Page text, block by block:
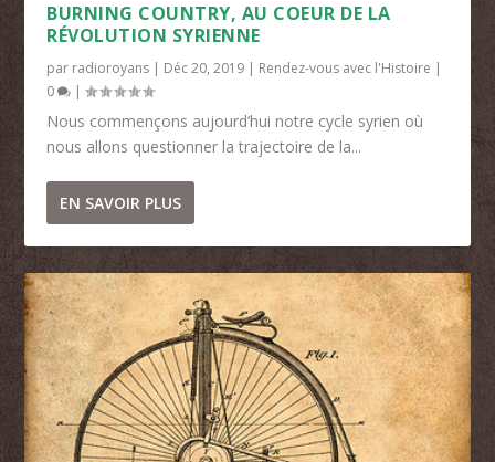
BURNING COUNTRY, AU COEUR DE LA
RÉVOLUTION SYRIENNE
par radioroyans | Déc 20, 2019 | Rendez-vous avec l'Histoire |
0
|
Nous commençons aujourd’hui notre cycle syrien où
nous allons questionner la trajectoire de la...
EN SAVOIR PLUS